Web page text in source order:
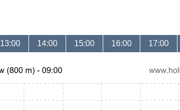
13:00 14:00 15:00 16:00 17:00